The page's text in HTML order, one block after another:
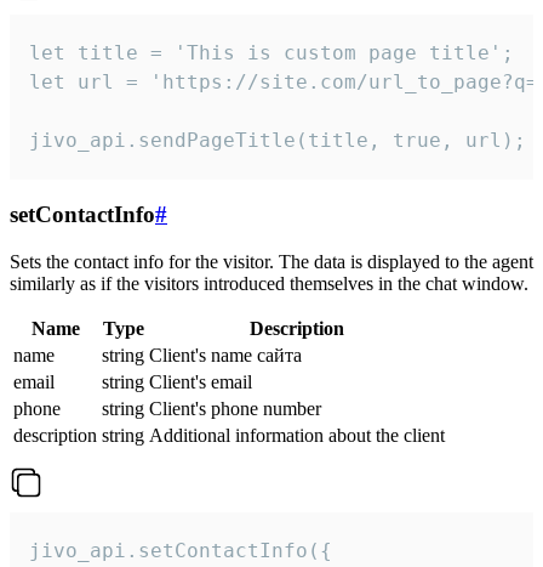
let title = 'This is custom page title';
let url = 'https://site.com/
jivo_api.sendPageTitle(title, true, url);
setContactInfo#
Sets the contact info for the visitor. The data is displayed to the agent
similarly as if the visitors introduced themselves in the chat window.
Name Type
Description
name
string Client's name сайта
email
string Client's email
phone
string Client's phone number
description string Additional information about the client
jivo_api.setContactInfo({